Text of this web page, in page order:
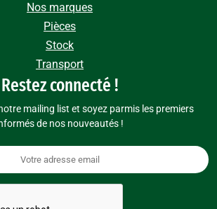
Nos marques
Pièces
Stock
Transport
Restez connecté !
mailing list et soyez parmis les premiers
de nos nouveautés !